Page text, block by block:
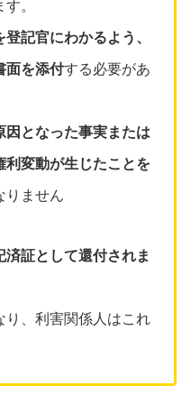
。
登記官にわかるよう、
面を添付する必要があ
因となった事実または
利変動が生じたことを
りません
済証として還付されま
り、利害関係人はこれ